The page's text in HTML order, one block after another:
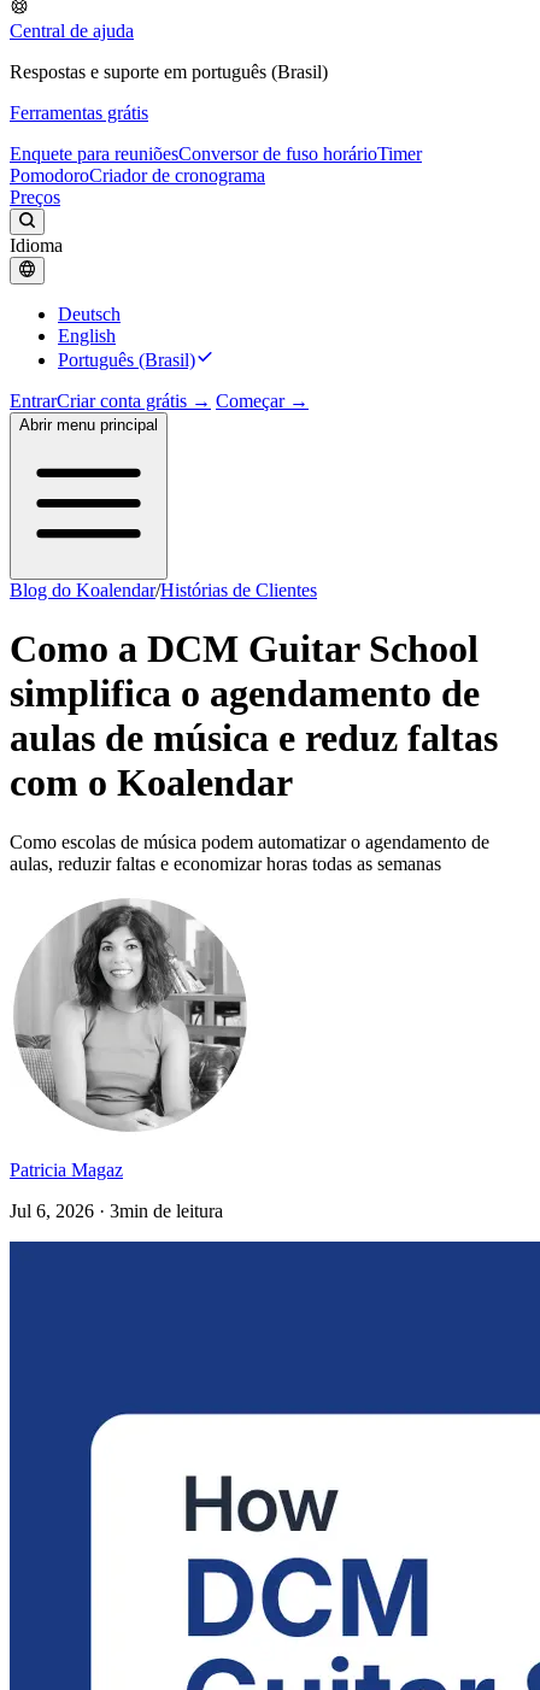
Central de ajuda
Respostas e suporte em português (Brasil)
Ferramentas grátis
Enquete para reuniõesConversor de fuso horárioTimer
PomodoroCriador de cronograma
Preços
Idioma
Deutsch
English
Português (Brasil)
EntrarCriar conta grátis → Começar →
Abrir menu principal
Blog do Koalendar/Histórias de Clientes
Como a DCM Guitar School
simplifica o agendamento de
aulas de música e reduz faltas
com o Koalendar
Como escolas de música podem automatizar o agendamento de
aulas, reduzir faltas e economizar horas todas as semanas
Patricia Magaz
Jul 6, 2026 · 3min de leitura